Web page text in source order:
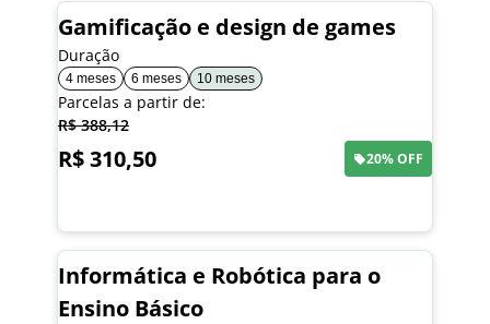
Gamificação e design de games
Duração
4 meses 6 meses 10 meses
Parcelas a partir de:
R$ 388,12
R$ 310,50 20% OFF
Informática e Robótica para o
Ensino Básico